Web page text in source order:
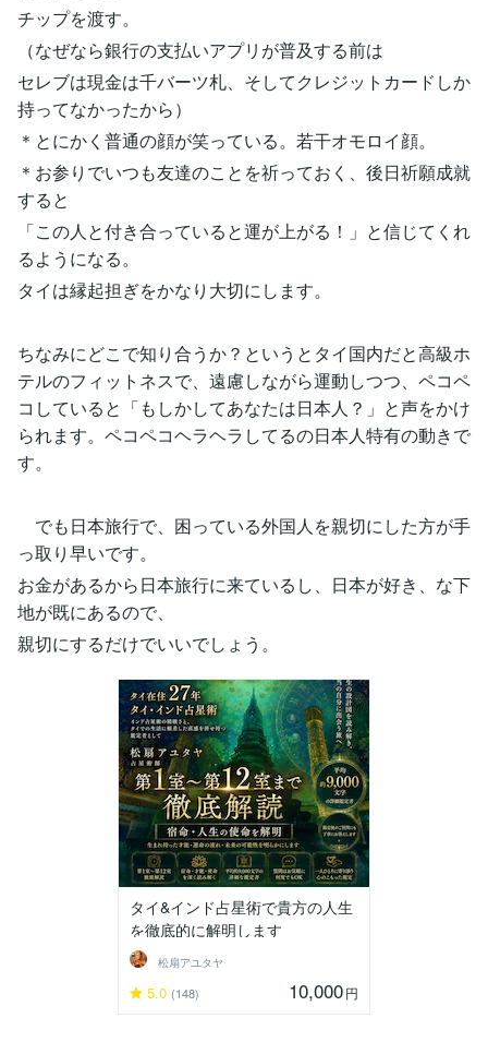
チップを渡す。
（なぜなら銀行の支払いアプリが普及する前は
セレブは現金は千バーツ札、そしてクレジットカードしか
持ってなかったから）
＊とにかく普通の顔が笑っている。若干オモロイ顔。
＊お参りでいつも友達のことを祈っておく、後日祈願成就
すると
「この人と付き合っていると運が上がる！」と信じてくれ
るようになる。
タイは縁起担ぎをかなり大切にします。
ちなみにどこで知り合うか？というとタイ国内だと高級ホ
テルのフィットネスで、遠慮しながら運動しつつ、ペコペ
コしていると「もしかしてあなたは日本人？」と声をかけ
られます。ペコペコヘラヘラしてるの日本人特有の動きで
す。
でも日本旅行で、困っている外国人を親切にした方が手
っ取り早いです。
お金があるから日本旅行に来ているし、日本が好き、な下
地が既にあるので、
親切にするだけでいいでしょう。
タイ&インド占星術で貴方の人生
を徹底的に解明します
松扇アユタヤ
5.0 (148) 10,000円